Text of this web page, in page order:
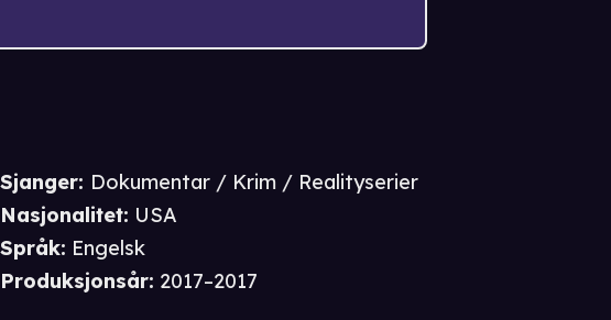
Sjanger: Dokumentar / Krim / Realityserier
Nasjonalitet: USA
Språk: Engelsk
Produksjonsår: 2017–2017